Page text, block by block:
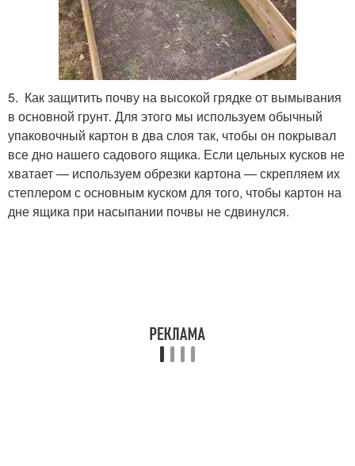
5. Как защитить почву на высокой грядке от вымывания
в основной грунт. Для этого мы используем обычный
упаковочный картон в два слоя так, чтобы он покрывал
все дно нашего садового ящика. Если цельных кусков не
хватает — используем обрезки картона — скрепляем их
степлером с основным куском для того, чтобы картон на
дне ящика при насыпании почвы не сдвинулся.